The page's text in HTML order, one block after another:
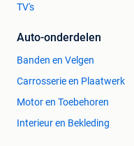
TV's
Auto-onderdelen
Banden en Velgen
Carrosserie en Plaatwerk
Motor en Toebehoren
Interieur en Bekleding